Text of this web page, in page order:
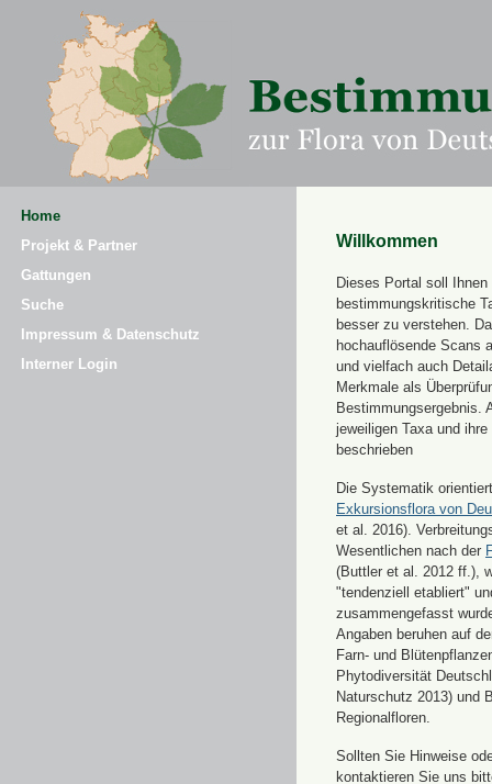
Home
Projekt & Partner
Gattungen
Suche
Impressum & Datenschutz
Interner Login
Willkommen
Dieses Portal soll Ihnen
bestimmungskritische
besser zu verstehen.
hochauflösende Scans
und vielfach auch
Merkmale als
Bestimmungsergebnis.
jeweiligen Taxa und
beschrieben
Die Systematik
Exkursionsflora von
et al. 2016).
Wesentlichen nach der
(Buttler et al. 2012 ff.),
"tendenziell etabliert"
zusammengefasst
Angaben beruhen auf
Farn- und
Phytodiversität
Naturschutz 2013) und
Regionalfloren.
Sollten Sie Hinweise
kontaktieren Sie uns